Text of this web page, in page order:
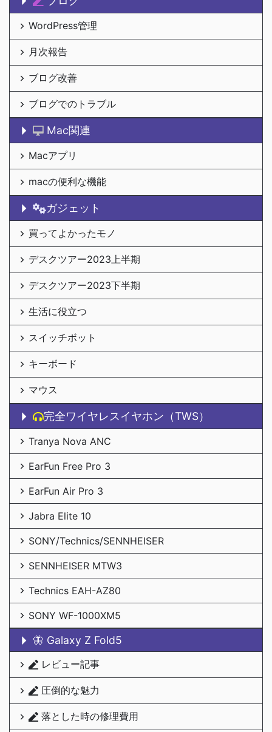
WordPress管理
月次報告
ブログ改善
ブログでのトラブル
Mac関連
Macアプリ
macの便利な機能
ガジェット
買ってよかったモノ
デスクツアー2023上半期
デスクツアー2023下半期
生活に役立つ
スイッチボット
キーボード
マウス
完全ワイヤレスイヤホン（TWS）
Tranya Nova ANC
EarFun Free Pro 3
EarFun Air Pro 3
Jabra Elite 10
SONY/Technics/SENNHEISER
SENNHEISER MTW3
Technics EAH-AZ80
SONY WF-1000XM5
🦋 Galaxy Z Fold5
レビュー記事
圧倒的な魅力
落とした時の修理費用